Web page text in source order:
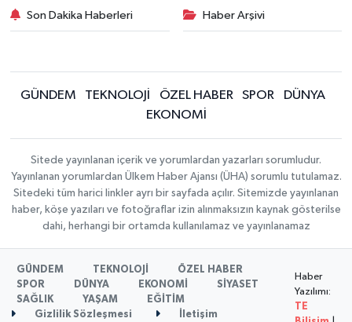
Son Dakika Haberleri Haber Arşivi
GÜNDEM TEKNOLOJİ ÖZEL HABER SPOR
DÜNYA
EKONOMİ
Sitede yayınlanan içerik ve yorumlardan yazarları sorumludur.
Yayınlanan yorumlardan Ülkem Haber Ajansı (ÜHA) sorumlu tutulamaz.
Sitedeki tüm harici linkler ayrı bir sayfada açılır. Sitemizde yayınlanan
haber, köşe yazıları ve fotoğraflar izin alınmaksızın kaynak gösterilse
dahi, herhangi bir ortamda kullanılamaz ve yayınlanamaz
GÜNDEM TEKNOLOJİ
ÖZEL HABER
SPOR
DÜNYA EKONOMİ
SİYASET
SAĞLIK
YAŞAM
EĞİTİM
Gizlilik Sözleşmesi
İletişim
Haber
Yazılımı:
TE